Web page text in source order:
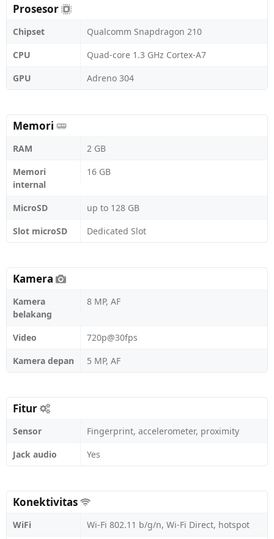
Prosesor
Chipset
Qualcomm Snapdragon 210
CPU
Quad-core 1.3 GHz Cortex-A7
GPU
Adreno 304
Memori
RAM
2 GB
Memori
internal
16 GB
MicroSD
up to 128 GB
Slot microSD
Dedicated Slot
Kamera
Kamera
belakang
8 MP, AF
Video
720p@30fps
Kamera depan
5 MP, AF
Fitur
Sensor
Fingerprint, accelerometer, proximity
Jack audio
Yes
Konektivitas
WiFi
Wi-Fi 802.11 b/g/n, Wi-Fi Direct, hotspot